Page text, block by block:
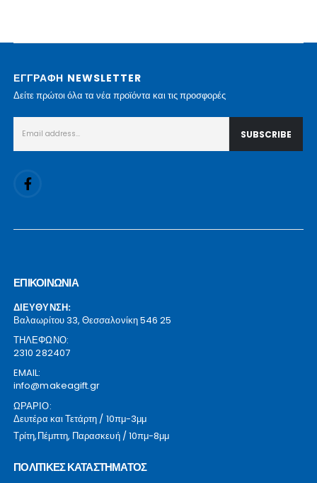
ΕΓΓΡΑΦΗ NEWSLETTER
Δείτε πρώτοι όλα τα νέα προϊόντα και τις προσφορές
ΕΠΙΚΟΙΝΩΝΙΑ
ΔΙΕΥΘΥΝΣΗ:
Βαλαωρίτου 33, Θεσσαλονίκη 546 25
ΤΗΛΕΦΩΝΟ:
2310 282407
EMAIL:
info@makeagift.gr
ΩΡΑΡΙΟ:
Δευτέρα και Τετάρτη / 10πμ-3μμ
Τρίτη,Πέμπτη, Παρασκευή / 10πμ-8μμ
ΠΟΛΙΤΙΚΕΣ ΚΑΤΑΣΤΗΜΑΤΟΣ